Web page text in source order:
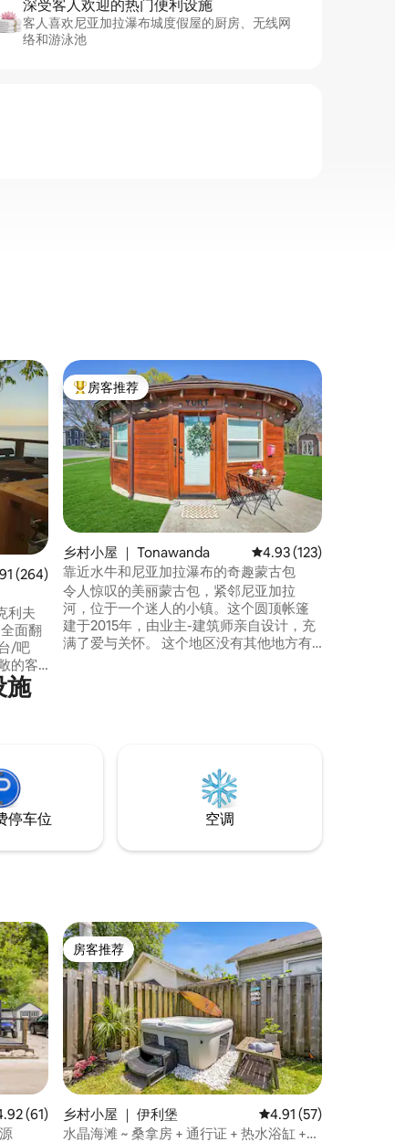
深受客人欢迎的热门便利设施
客人喜欢尼亚加拉瀑布城度假屋的厨房、无线网
络和游泳池
分 4.91 分（满分 5 分），共 264 条评价
(264)
利夫
面翻
/吧
的客
户，
通往
车
热门「房客推荐」
房客推荐
乡村小屋 ｜ Tonawanda 平均评分 4.93 分（满
4.93 (123)
靠近水牛和尼亚加拉瀑布的奇趣蒙古包
令人惊叹的美丽蒙古包，紧邻尼亚加拉
河，位于一个迷人的小镇。这个圆顶帐篷
建于2015年，由业主-建筑师亲自设计，充
满了爱与关怀。 这个地区没有其他地方有
施
停车位 空调
评分 4.92 分（满分 5 分），共 61 条评价
(61)
房客推荐
房客推荐
乡村小屋 ｜ 伊利堡 平均评分 4.91 分（满
4.91 (57)
水晶海滩 ~ 桑拿房 + 通行证 + 热水浴缸 +